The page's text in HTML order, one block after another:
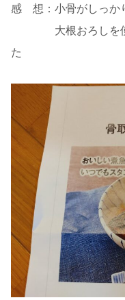
感 想：小骨がしっか
大根おろしを使っ
た